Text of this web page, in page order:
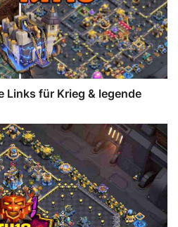
Links für Krieg & legende